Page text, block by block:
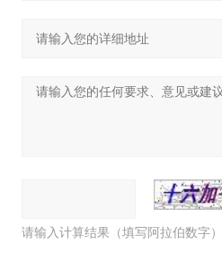
请输入计算结果（填写阿拉伯数字